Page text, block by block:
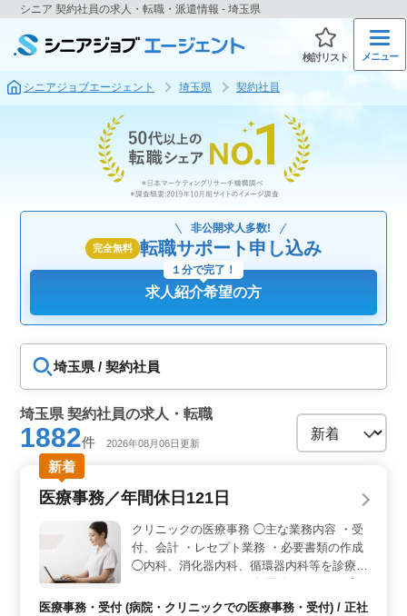
シニア 契約社員の求人・転職・派遣情報 - 埼玉県
検討リスト メニュー
シニアジョブエージェント 埼玉県 契約社員
完全無料
非公開求人多数!
転職サポート申し込み
求人紹介希望の方
１分で完了！
埼玉県 / 契約社員
埼玉県 契約社員の求人・転職
1882件 2026年08月06日更新
新着
医療事務／年間休日121日
クリニックの医療事務 ◯主な業務内容 ・受
付、会計 ・レセプト業務 ・必要書類の作成
◯内科、消化器内科、循環器内科等を診療す
全週休2日制 ＊交通費実費支給（上限なし）
医療事務・受付 (病院・クリニックでの医療事務・受付) / 正社